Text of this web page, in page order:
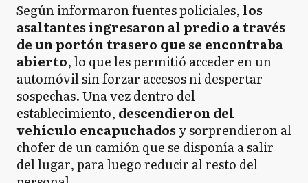
Según informaron fuentes policiales, los
asaltantes ingresaron al predio a través
de un portón trasero que se encontraba
abierto, lo que les permitió acceder en un
automóvil sin forzar accesos ni despertar
sospechas. Una vez dentro del
establecimiento, descendieron del
vehículo encapuchados y sorprendieron al
chofer de un camión que se disponía a salir
del lugar, para luego reducir al resto del